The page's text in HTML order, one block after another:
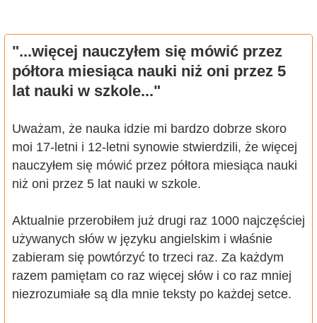
"...więcej nauczyłem się mówić przez
półtora miesiąca nauki niż oni przez 5
lat nauki w szkole..."
Uważam, że nauka idzie mi bardzo dobrze skoro
moi 17-letni i 12-letni synowie stwierdzili, że więcej
nauczyłem się mówić przez półtora miesiąca nauki
niż oni przez 5 lat nauki w szkole.
Aktualnie przerobiłem już drugi raz 1000 najczęściej
używanych słów w języku angielskim i właśnie
zabieram się powtórzyć to trzeci raz. Za każdym
razem pamiętam co raz więcej słów i co raz mniej
niezrozumiałe są dla mnie teksty po każdej setce.